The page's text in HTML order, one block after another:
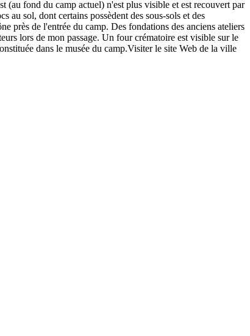
(au fond du camp actuel) n'est plus visible et est recouvert par
au sol, dont certains possèdent des sous-sols et des
près de l'entrée du camp. Des fondations des anciens ateliers
lors de mon passage. Un four crématoire est visible sur le
dans le musée du camp.Visiter le site Web de la ville